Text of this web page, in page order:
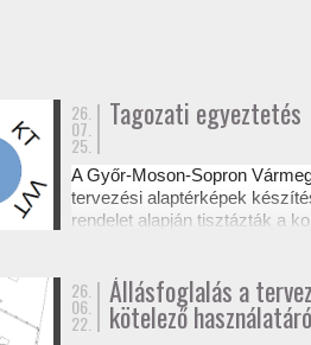
26.
07.
25.
Tagozati egyeztetés
A Győr-Moson-Sopron
tervezési alaptérképek
rendelet alapján tisztázták a
26.
06.
22.
Állásfoglalás a
kötelező